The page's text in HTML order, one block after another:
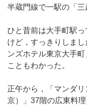
半蔵門線で一駅の「三
ひと昔前は大手町駅
けど，すっきりしま
ンズホテル東京大手
こともわかった。
正午から，「マンダ
京）」37階の広東料